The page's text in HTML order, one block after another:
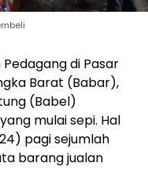
Pedagang di Pasar
Barat (Babar),
(Babel)
mulai sepi. Hal
pagi sejumlah
barang jualan